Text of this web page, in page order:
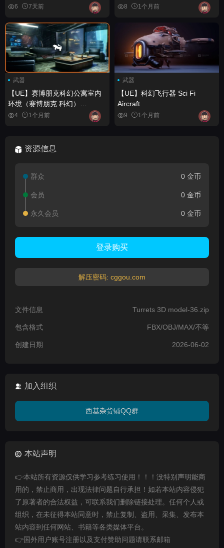
6 7天前 8 1个月前
武器
【UE】赛博朋克科幻公寓室内
环境（赛博朋克 科幻）
Cyberpunk Sci - Fi Apartment
4 1个月前
武器
【UE】科幻飞行器 Sci Fi
Aircraft
9 1个月前
资源信息
群众 0 金币
会员 0 金币
永久会员 0 金币
登录购买
解压密码: cggou.com
文件信息 Turrets 3D model-36.zip
包含格式 FBX/OBJ/MAX/不等
创建日期 2026-06-02
加入组织
西基杂货铺QQ群
本站声明
👉本站所有资源仅供学习参考练习使用！！！没特别声明能商
用的，禁止商用，出现法律问题自行承担！如若本站内容侵犯
了原著者的合法权益，可联系我们删除链接处理。任何个人或
组织，在未征得本站同意时，禁止复制、盗用、采集、发布本
站内容到任何网站、书籍等各类媒体平台。
👉国外用户账号注册以及支付赞助问题请联系邮箱